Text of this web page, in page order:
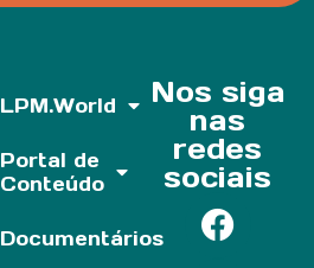
LPM.World
Portal de
Conteúdo
Documentários
Nos siga
nas
redes
sociais